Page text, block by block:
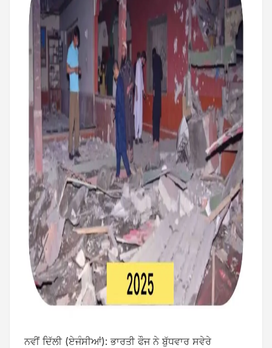
ਨਵੀਂ ਦਿੱਲੀ (ਏਜੰਸੀਆਂ): ਭਾਰਤੀ ਫੌਜ ਨੇ ਬੁੱਧਵਾਰ ਸਵੇਰੇ